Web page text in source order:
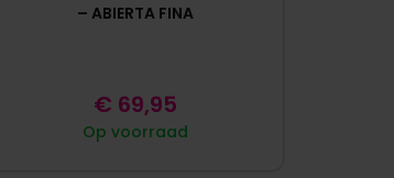
– ABIERTA FINA
Op voorraad
€ 69,95